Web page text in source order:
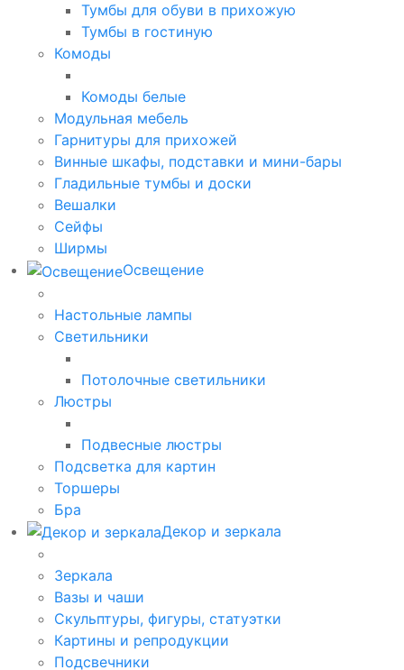
Тумбы для обуви в прихожую
Тумбы в гостиную
Комоды
Комоды белые
Модульная мебель
Гарнитуры для прихожей
Винные шкафы, подставки и мини-бары
Гладильные тумбы и доски
Вешалки
Сейфы
Ширмы
Освещение
Настольные лампы
Светильники
Потолочные светильники
Люстры
Подвесные люстры
Подсветка для картин
Торшеры
Бра
Декор и зеркала
Зеркала
Вазы и чаши
Скульптуры, фигуры, статуэтки
Картины и репродукции
Подсвечники